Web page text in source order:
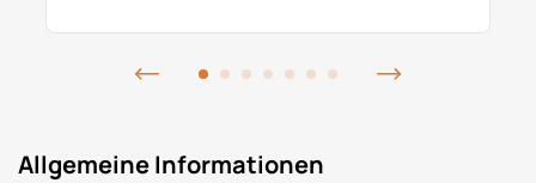
Allgemeine Informationen